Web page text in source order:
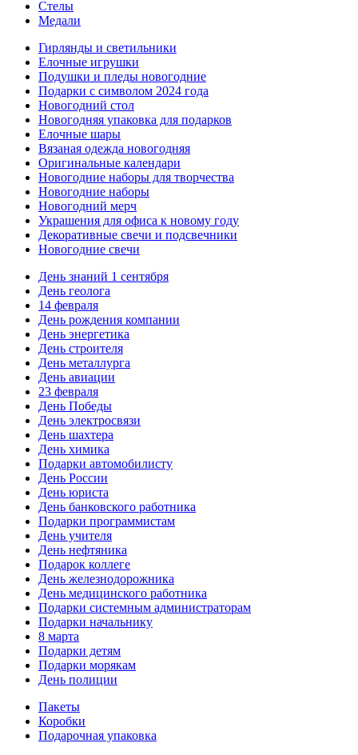
Стелы
Медали
Гирлянды и светильники
Елочные игрушки
Подушки и пледы новогодние
Подарки с символом 2024 года
Новогодний стол
Новогодняя упаковка для подарков
Елочные шары
Вязаная одежда новогодняя
Оригинальные календари
Новогодние наборы для творчества
Новогодние наборы
Новогодний мерч
Украшения для офиса к новому году
Декоративные свечи и подсвечники
Новогодние свечи
День знаний 1 сентября
День геолога
14 февраля
День рождения компании
День энергетика
День строителя
День металлурга
День авиации
23 февраля
День Победы
День электросвязи
День шахтера
День химика
Подарки автомобилисту
День России
День юриста
День банковского работника
Подарки программистам
День учителя
День нефтяника
Подарок коллеге
День железнодорожника
День медицинского работника
Подарки системным администраторам
Подарки начальнику
8 марта
Подарки детям
Подарки морякам
День полиции
Пакеты
Коробки
Подарочная упаковка